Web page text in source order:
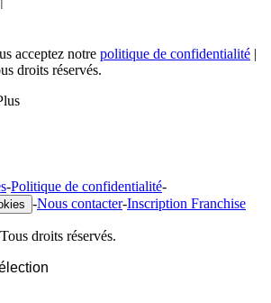
acceptez notre politique de confidentialité |
droits réservés.
-Politique de confidentialité-
-Nous contacter-Inscription Franchise
droits réservés.